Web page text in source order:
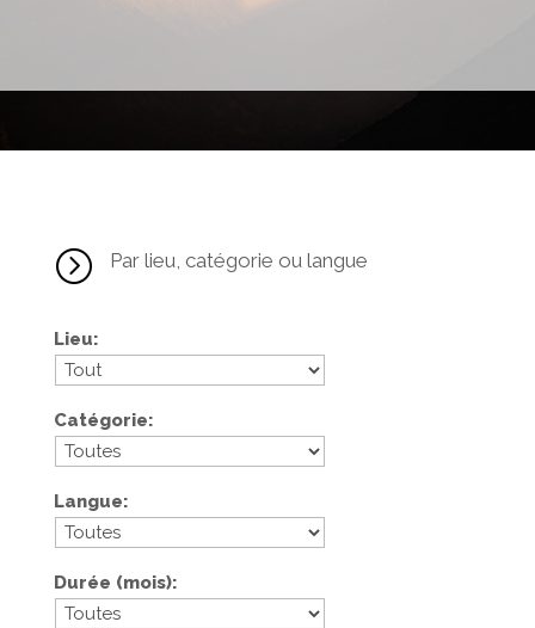
= Par lieu, catégorie ou langue
Lieu
Catégorie
Langue
Durée (mois)